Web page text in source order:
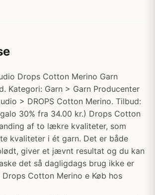
Drops Cotton Merino Garn
Kategori: Garn > Garn Producenter
> DROPS Cotton Merino. Tilbud:
30% fra 34.00 kr.) Drops Cotton
af to lækre kvaliteter, som
kvaliteter i ét garn. Det er både
giver et jævnt resultat og du kan
det så dagligdags brug ikke er
Cotton Merino e Køb hos